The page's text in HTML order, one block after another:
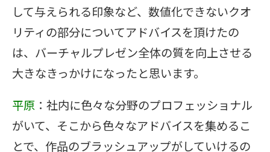
して与えられる印象など、数値化できないクオ
リティの部分についてアドバイスを頂けたの
は、バーチャルプレゼン全体の質を向上させる
大きなきっかけになったと思います。
平原 ：社内に色々な分野のプロフェッショナル
がいて、そこから色々なアドバイスを集めるこ
とで、作品のブラッシュアップがしていけるの